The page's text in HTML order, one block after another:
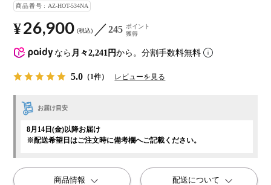
商品番号 AZ-HOT-534NA
なら 月々2,241円から。分割手数料無料
¥26,900 税込 245 ポイント
獲得
5.0 （1件） レビューを見る
お届け目安
8月14日(金)以降お届け
※配送希望日はご注文時に備考欄へご記載ください。
商品情報 配送について